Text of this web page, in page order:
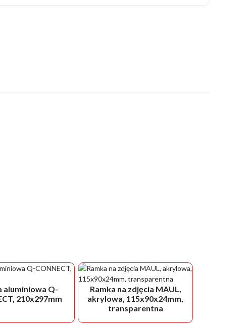
aluminiowa Q-
210x297mm
Ramka na zdjęcia MAUL,
akrylowa, 115x90x24mm,
transparentna